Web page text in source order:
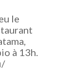
le
à 13h.